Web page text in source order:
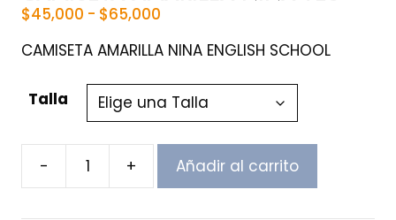
$45,000 - $65,000
precios:
$45,000
hasta
$65,000
CAMISETA AMARILLA NINA ENGLISH SCHOOL
Talla
-
CAMISETA
AMARILLA
+ Añadir al carrito